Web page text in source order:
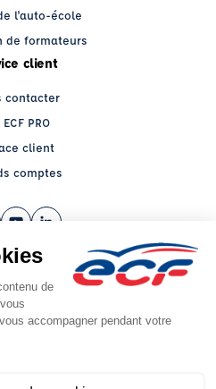
l'auto-école
de formateurs
client
contacter
PRO
client
comptes
(nouvelle fenêtre)
YouTube (nouvelle fenêtre)
LinkedIn (nouvelle fenêtre)
CGV
légales
Tous droits réservés